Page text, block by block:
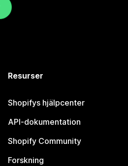
Resurser
Shopifys hjälpcenter
API-dokumentation
Shopify Community
Forskning